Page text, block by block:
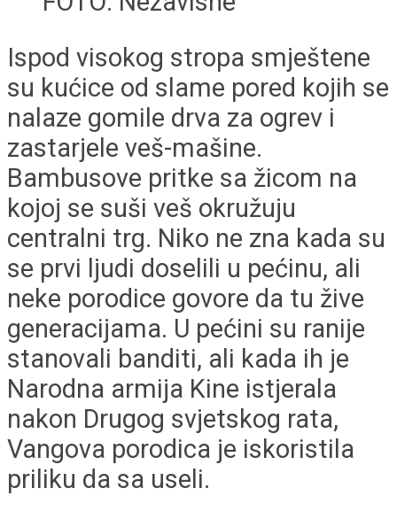
Ispod visokog stropa smještene
su kućice od slame pored kojih se
nalaze gomile drva za ogrev i
zastarjele veš-mašine.
Bambusove pritke sa žicom na
kojoj se suši veš okružuju
centralni trg. Niko ne zna kada su
se prvi ljudi doselili u pećinu, ali
neke porodice govore da tu žive
generacijama. U pećini su ranije
stanovali banditi, ali kada ih je
Narodna armija Kine istjerala
nakon Drugog svjetskog rata,
Vangova porodica je iskoristila
priliku da sa useli.